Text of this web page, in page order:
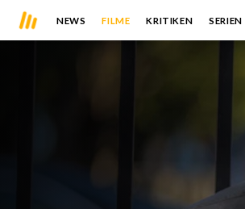
NEWS FILME KRITIKEN SERIEN